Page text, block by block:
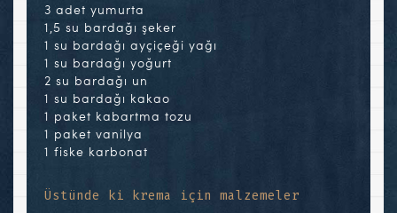
3 adet yumurta
1,5 su bardağı şeker
1 su bardağı ayçiçeği yağı
1 su bardağı yoğurt
2 su bardağı un
1 su bardağı kakao
1 paket kabartma tozu
1 paket vanilya
1 fiske karbonat
Üstünde ki krema için malzemeler